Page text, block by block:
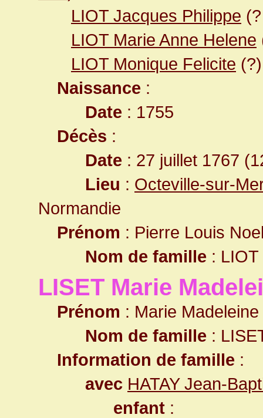
LIOT Jacques Philippe
LIOT Marie Anne Helene
LIOT Monique Felicite (?)
Naissance :
Date : 1755
Décès :
Date : 27 juillet 1767
Lieu : Octeville-sur-
Normandie
Prénom : Pierre Louis
Nom de famille : LIOT
LISET Marie
Prénom : Marie Madeleine
Nom de famille :
Information de famille :
avec HATAY Jean-
enfant :